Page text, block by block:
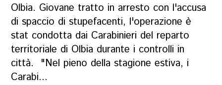
Olbia. Giovane tratto in arresto con l'accusa
di spaccio di stupefacenti, l'operazione è
stat condotta dai Carabinieri del reparto
territoriale di Olbia durante i controlli in
città. "Nel pieno della stagione estiva, i
Carabi...